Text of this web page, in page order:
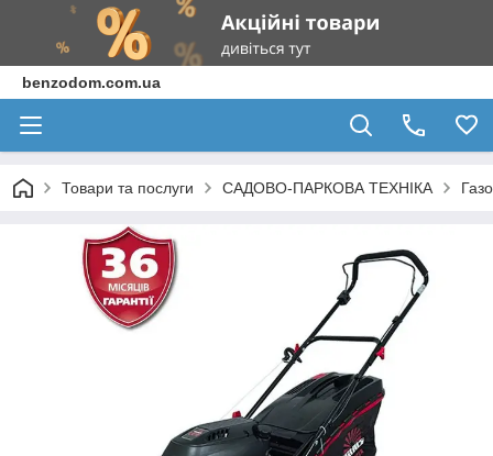
benzodom.com.ua
Товари та послуги САДОВО-ПАРКОВА ТЕХНІКА